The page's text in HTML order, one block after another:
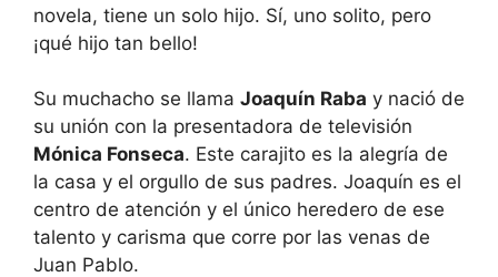
novela, tiene un solo hijo. Sí, uno solito, pero
¡qué hijo tan bello!
Su muchacho se llama Joaquín Raba y nació de
su unión con la presentadora de televisión
Mónica Fonseca. Este carajito es la alegría de
la casa y el orgullo de sus padres. Joaquín es el
centro de atención y el único heredero de ese
talento y carisma que corre por las venas de
Juan Pablo.